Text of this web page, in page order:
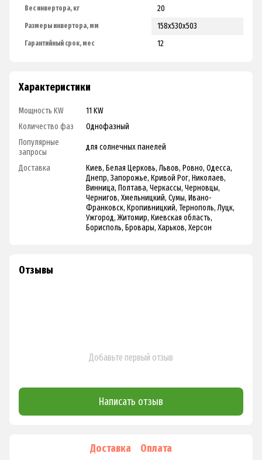
Вес инвертора, кг 20
Размеры инвертора, мм 158х530х503
Гарантийный срок, мес 12
Характеристики
Мощность KW
11 KW
Количество фаз
Однофазный
Популярные
запросы
для солнечных панелей
Доставка
Киев, Белая Церковь, Львов, Ровно, Одесса,
Днепр, Запорожье, Кривой Рог, Николаев,
Винница, Полтава, Черкассы, Черновцы,
Чернигов, Хмельницкий, Сумы, Ивано-
Франковск, Кропивницкий, Тернополь, Луцк,
Ужгород, Житомир, Киевская область,
Борисполь, Бровары, Харьков, Херсон
Отзывы
Добавьте первый отзыв
Написать отзыв
Доставка Оплата